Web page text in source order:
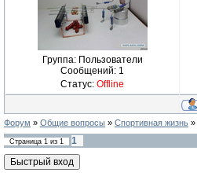
Группа: Пользователи
Сообщений: 1
Статус: Offline
Форум » Общие вопросы » Спортивная жизнь »
Страница 1 из 1 1